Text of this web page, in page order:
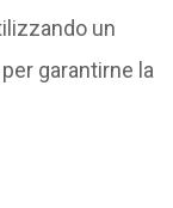
un
garantirne la